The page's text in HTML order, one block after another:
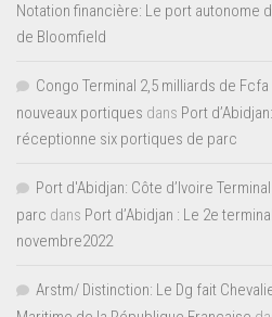
Notation financière: Le port autonome
de Bloomfield
Congo Terminal 2,5 milliards de
nouveaux portiques dans Port
réceptionne six portiques de parc
Port d'Abidjan: Côte d’Ivoire
parc dans Port d’Abidjan : Le 2e
novembre2022
Arstm/ Distinction: Le Dg fait